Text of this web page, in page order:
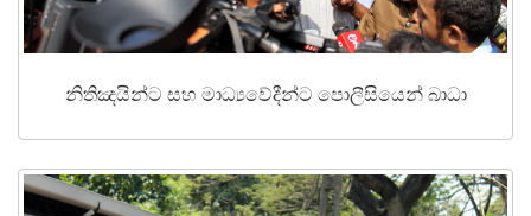
නිතිඤයින්ට සහ මාධ්‍යවේදීන්ට පොලීසියෙන් බාධා